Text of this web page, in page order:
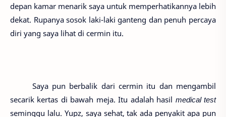
depan kamar menarik saya untuk memperhatikannya lebih
dekat. Rupanya sosok laki-laki ganteng dan penuh percaya
diri yang saya lihat di cermin itu.
Saya pun berbalik dari cermin itu dan mengambil
secarik kertas di bawah meja. Itu adalah hasil medical test
seminggu lalu. Yupz, saya sehat, tak ada penyakit apa pun